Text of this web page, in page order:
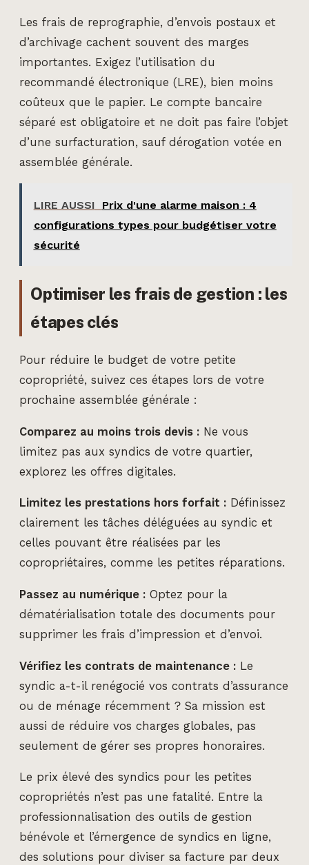
Les frais de reprographie, d’envois postaux et
d’archivage cachent souvent des marges
importantes. Exigez l’utilisation du
recommandé électronique (LRE), bien moins
coûteux que le papier. Le compte bancaire
séparé est obligatoire et ne doit pas faire l’objet
d’une surfacturation, sauf dérogation votée en
assemblée générale.
LIRE AUSSI
Prix d'une alarme maison : 4
configurations types pour budgétiser votre
sécurité
Optimiser les frais de gestion : les
étapes clés
Pour réduire le budget de votre petite
copropriété, suivez ces étapes lors de votre
prochaine assemblée générale :
Comparez au moins trois devis : Ne vous
limitez pas aux syndics de votre quartier,
explorez les offres digitales.
Limitez les prestations hors forfait : Définissez
clairement les tâches déléguées au syndic et
celles pouvant être réalisées par les
copropriétaires, comme les petites réparations.
Passez au numérique : Optez pour la
dématérialisation totale des documents pour
supprimer les frais d’impression et d’envoi.
Vérifiez les contrats de maintenance : Le
syndic a-t-il renégocié vos contrats d’assurance
ou de ménage récemment ? Sa mission est
aussi de réduire vos charges globales, pas
seulement de gérer ses propres honoraires.
Le prix élevé des syndics pour les petites
copropriétés n’est pas une fatalité. Entre la
professionnalisation des outils de gestion
bénévole et l’émergence de syndics en ligne,
des solutions pour diviser sa facture par deux